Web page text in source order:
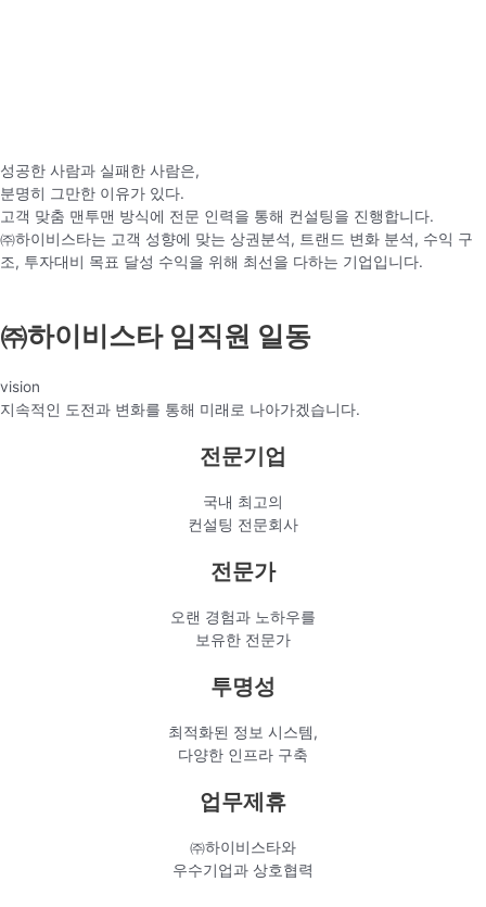
성공한 사람과 실패한 사람은,
분명히 그만한 이유가 있다.
고객 맞춤 맨투맨 방식에 전문 인력을 통해 컨설팅을 진행합니다.
㈜하이비스타는 고객 성향에 맞는 상권분석, 트랜드 변화 분석, 수익 구
조, 투자대비 목표 달성 수익을 위해 최선을 다하는 기업입니다.
㈜하이비스타임직원 일동
vision
지속적인 도전과 변화를 통해 미래로 나아가겠습니다.
전문기업
국내 최고의
컨설팅 전문회사
전문가
오랜 경험과 노하우를
보유한 전문가
투명성
최적화된 정보 시스템,
다양한 인프라 구축
업무제휴
㈜하이비스타와
우수기업과 상호협력